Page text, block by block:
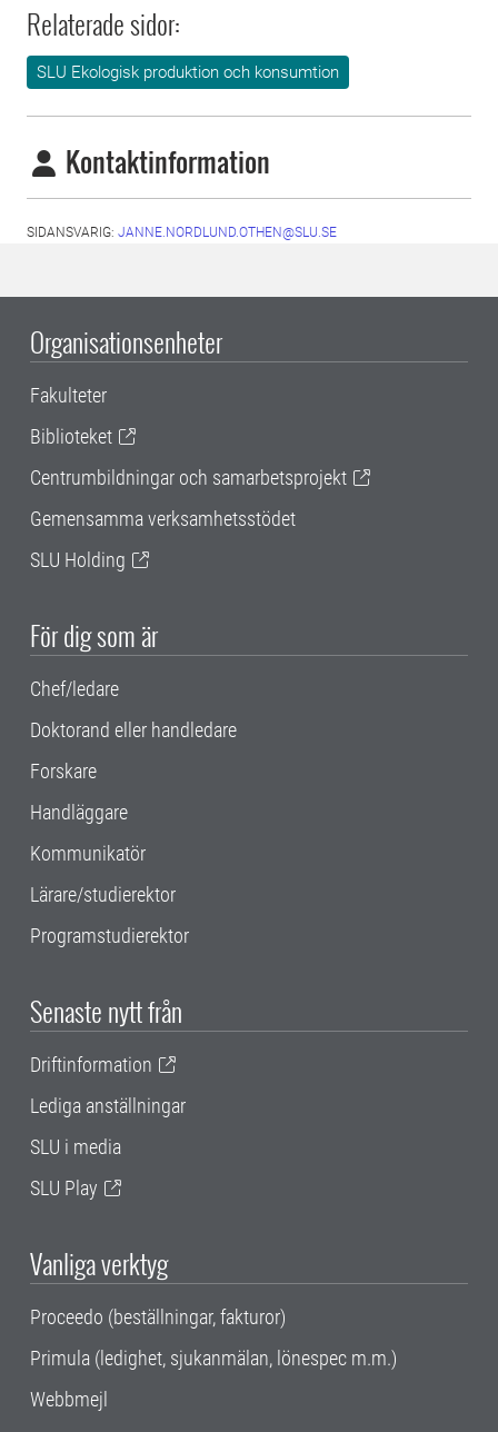
Relaterade sidor:
SLU Ekologisk produktion och konsumtion
Kontaktinformation
SIDANSVARIG: JANNE.NORDLUND.OTHEN@SLU.SE
Organisationsenheter
Fakulteter
Biblioteket
Centrumbildningar och samarbetsprojekt
Gemensamma verksamhetsstödet
SLU Holding
För dig som är
Chef/ledare
Doktorand eller handledare
Forskare
Handläggare
Kommunikatör
Lärare/studierektor
Programstudierektor
Senaste nytt från
Driftinformation
Lediga anställningar
SLU i media
SLU Play
Vanliga verktyg
Proceedo (beställningar, fakturor)
Primula (ledighet, sjukanmälan, lönespec m.m.)
Webbmejl